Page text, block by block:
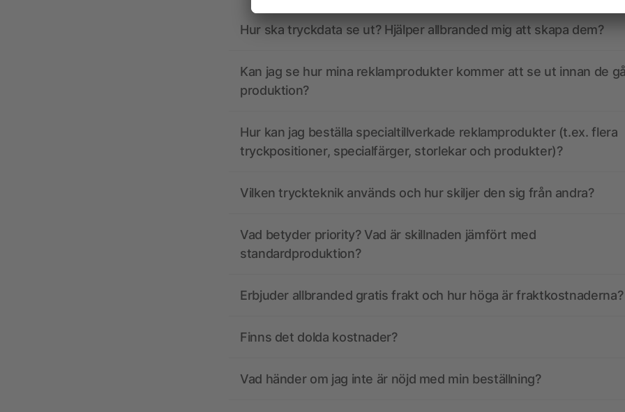
Hur ska tryckdata se ut? Hjälper allbranded mig att skapa dem?
Kan jag se hur mina reklamprodukter kommer att se ut innan de
produktion?
Hur kan jag beställa specialtillverkade reklamprodukter (t.ex. flera
tryckpositioner, specialfärger, storlekar och produkter)?
Vilken tryckteknik används och hur skiljer den sig från andra?
Vad betyder priority? Vad är skillnaden jämfört med
standardproduktion?
Erbjuder allbranded gratis frakt och hur höga är fraktkostnaderna?
Finns det dolda kostnader?
Vad händer om jag inte är nöjd med min beställning?